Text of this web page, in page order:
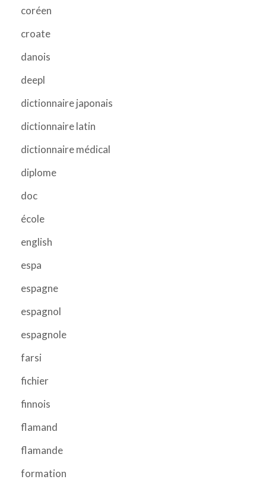
coréen
croate
danois
deepl
dictionnaire japonais
dictionnaire latin
dictionnaire médical
diplome
doc
école
english
espa
espagne
espagnol
espagnole
farsi
fichier
finnois
flamand
flamande
formation